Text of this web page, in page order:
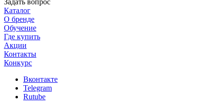
Каталог
О бренде
Обучение
Где купить
Акции
Контакты
Конкурс
Вконтакте
Telegram
Rutube